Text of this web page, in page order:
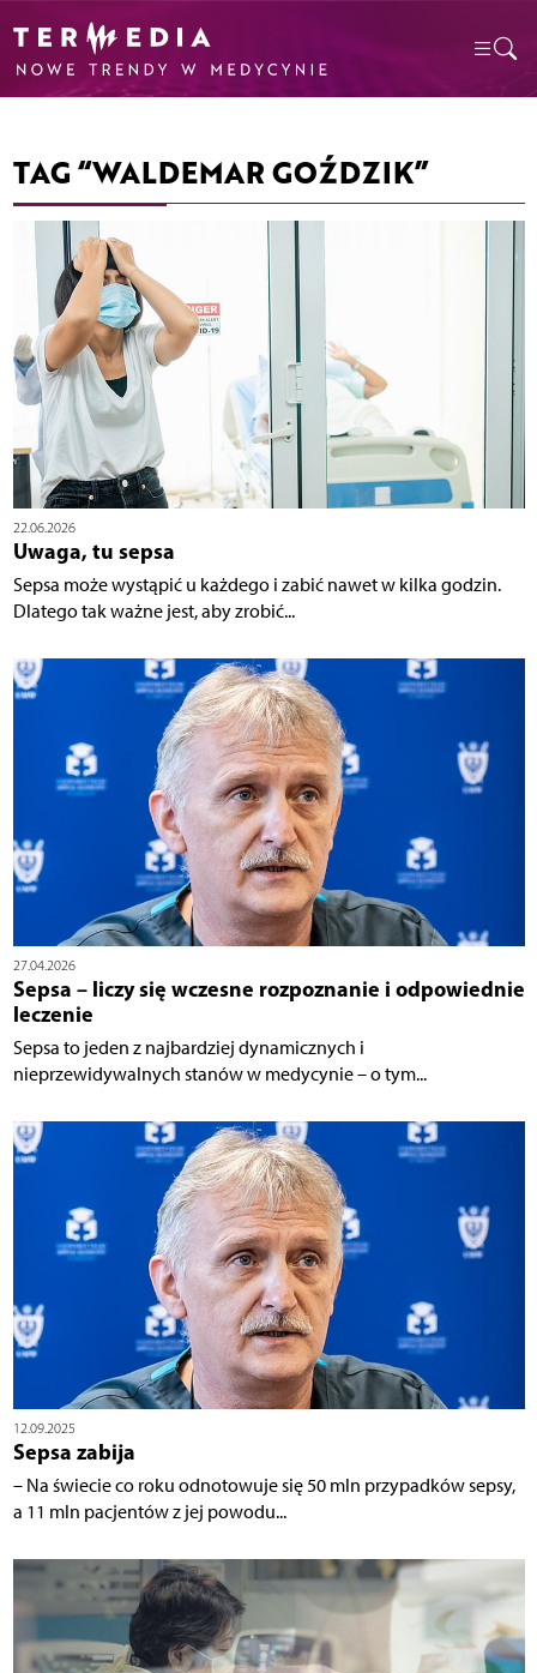
TAG “WALDEMAR GOŹDZIK”
22.06.2026
Uwaga, tu sepsa
Sepsa może wystąpić u każdego i zabić nawet w kilka godzin.
Dlatego tak ważne jest, aby zrobić...
27.04.2026
Sepsa – liczy się wczesne rozpoznanie i odpowiednie
leczenie
Sepsa to jeden z najbardziej dynamicznych i
nieprzewidywalnych stanów w medycynie – o tym...
12.09.2025
Sepsa zabija
– Na świecie co roku odnotowuje się 50 mln przypadków sepsy,
a 11 mln pacjentów z jej powodu...